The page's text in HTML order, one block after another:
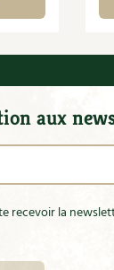
aux
recevoir la